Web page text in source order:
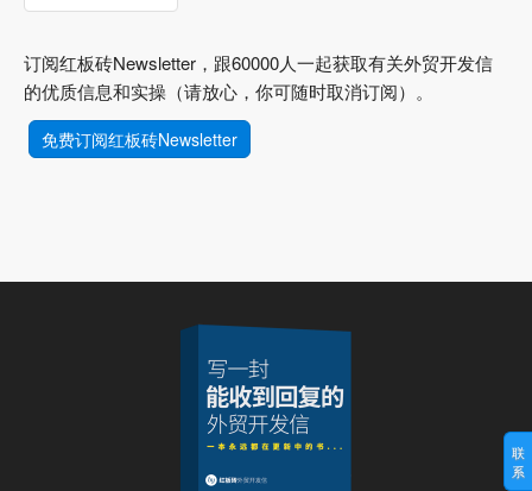
订阅红板砖Newsletter，跟60000人一起获取有关外贸开发信
的优质信息和实操（请放心，你可随时取消订阅）。
免费订阅红板砖Newsletter
联
系